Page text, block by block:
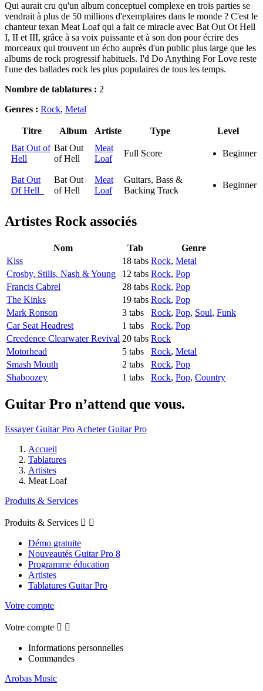
Qui aurait cru qu'un album conceptuel complexe en trois parties se
vendrait à plus de 50 millions d'exemplaires dans le monde ? C'est le
chanteur texan Meat Loaf qui a fait ce miracle avec Bat Out Ot Hell
I, II et III, grâce à sa voix puissante et à son don pour écrire des
morceaux qui trouvent un écho auprès d'un public plus large que les
albums de rock progressif habituels. I'd Do Anything For Love reste
l'une des ballades rock les plus populaires de tous les temps.
Nombre de tablatures : 2
Genres : Rock, Metal
Titre Album Artiste Type
Level
Bat Out of
Hell
Bat Out
of Hell
Meat
Loaf
Full Score Beginner
Bat Out
Of Hell
Bat Out
of Hell
Meat
Loaf
Guitars, Bass &
Backing Track
Beginner
Artistes Rockassociés
Nom Tab
Genre
Kiss
18 tabs Rock, Metal
Crosby, Stills, Nash & Young
12 tabs Rock, Pop
Francis Cabrel
28 tabs Rock, Pop
The Kinks
19 tabs Rock, Pop
Mark Ronson
3 tabs Rock, Pop, Soul, Funk
Car Seat Headrest
1 tabs Rock, Pop
Creedence Clearwater Revival 20 tabs Rock
Motorhead
5 tabs Rock, Metal
Smash Mouth
2 tabs Rock, Pop
Shaboozey
1 tabs Rock, Pop, Country
Guitar Pro n’attend que vous.
Essayer Guitar Pro Acheter Guitar Pro
Accueil
Tablatures
Artistes
Meat Loaf
Produits & Services
Produits & Services  
Démo gratuite
Nouveautés Guitar Pro 8
Programme éducation
Artistes
Tablatures Guitar Pro
Votre compte
Votre compte  
Informations personnelles
Commandes
Arobas Music